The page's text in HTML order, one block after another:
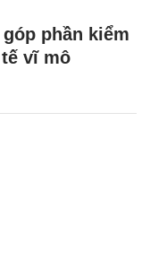
phần kiểm
vĩ mô